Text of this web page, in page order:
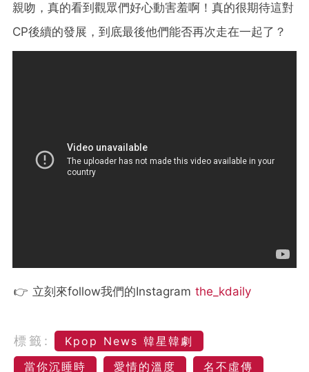
親吻，真的看到觀眾們好心動害羞啊！真的很期待這對
CP後續的發展，到底最後他們能否再次走在一起了？
👉 立刻來follow我們的Instagram the_kdaily
標籤:
Kpop News 韓星韓劇
當你沉睡時
愛情的溫度
名不虛傳